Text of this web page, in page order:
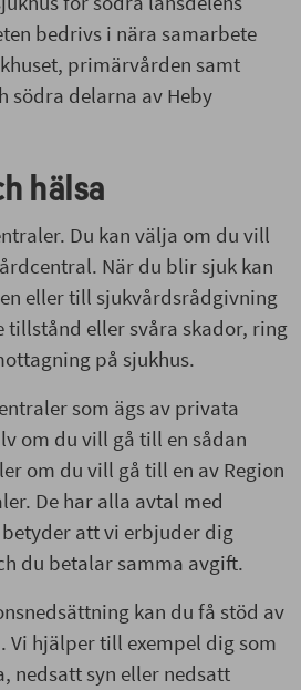
bedrivs i nära samarbete
primärvården samt
södra delarna av Heby
hälsa
Du kan välja om du vill
När du blir sjuk kan
eller till sjukvårdsrådgivning
tillstånd eller svåra skador, ring
på sjukhus.
som ägs av privata
om du vill gå till en sådan
om du vill gå till en av Region
De har alla avtal med
att vi erbjuder dig
du betalar samma avgift.
kan du få stöd av
Vi hjälper till exempel dig som
nedsatt syn eller nedsatt